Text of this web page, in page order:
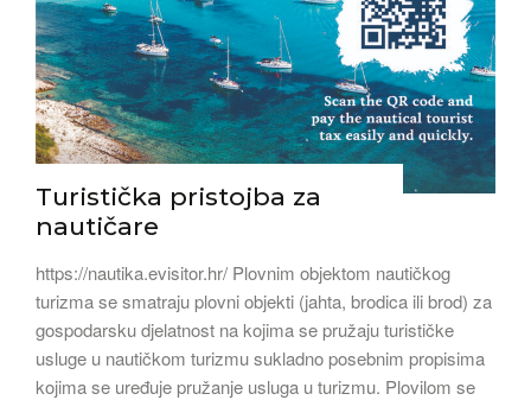
Turistička pristojba za
nautičare
https://nautika.evisitor.hr/ Plovnim objektom nautičkog
turizma se smatraju plovni objekti (jahta, brodica ili brod) za
gospodarsku djelatnost na kojima se pružaju turističke
usluge u nautičkom turizmu sukladno posebnim propisima
kojima se uređuje pružanje usluga u turizmu. Plovilom se